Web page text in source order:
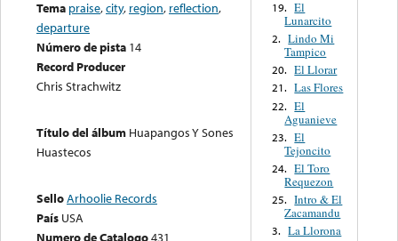
Tema praise,city, region, reflection,
departure
Número de pista 14
Record Producer
Chris Strachwitz
Título del álbum Huapangos Y Sones
Huastecos
SelloArhoolie Records
País USA
Numero de Catalogo431
19. El
Lunarcito
2. Lindo Mi
Tampico
20. El Llorar
21. Las Flores
22. El
Aguanieve
23. El
Tejoncito
24. El Toro
Requezon
25. Intro & El
Zacamandu
3. La Llorona